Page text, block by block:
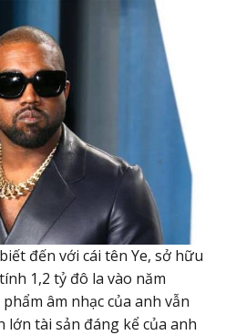
đến với cái tên Ye, sở hữu
1,2 tỷ đô la vào năm
âm nhạc của anh vẫn
lớn tài sản đáng kể của anh